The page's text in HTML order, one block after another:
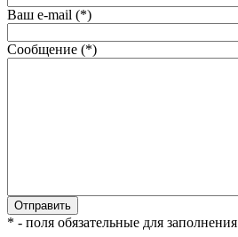
Ваш e-mail (*)
Сообщение (*)
* - поля обязательные для заполнения